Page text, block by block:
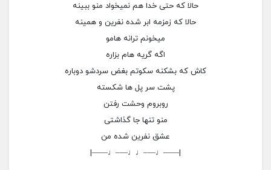
حالا که حتی خدا هم نمیخواد منو ببینه
حالا که زمزمه ابر شده نفرین و همینه
میخونم ترانه هامو
اگه گریه هام بزاره
کاش که بشکنه سکوتم بغض سردشو دوباره
پشت سر پل ها شکسته
روبروم وحشت رفتن
منو تنها جا گذاشتی
عشق نفرین شده من
|——♩—–♩♩—–♩——|